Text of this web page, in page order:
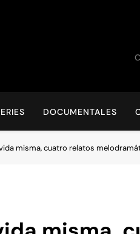
DOCUMENTALES
misma, cuatro relatos